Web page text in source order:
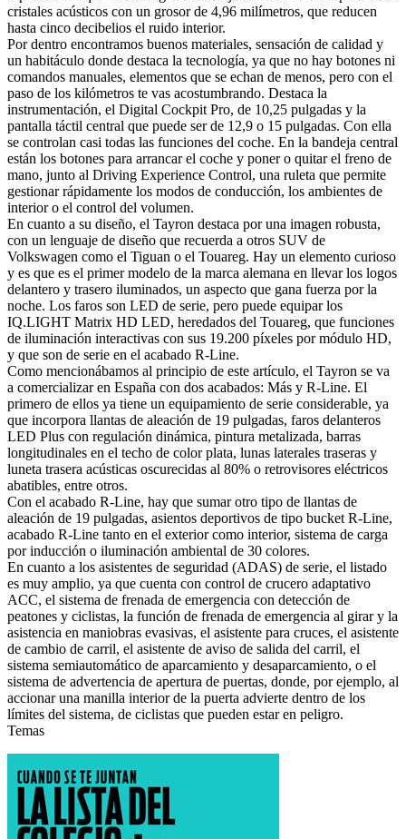
cristales acústicos con un grosor de 4,96 milímetros, que reducen
hasta cinco decibelios el ruido interior.
Por dentro encontramos buenos materiales, sensación de calidad y
un habitáculo donde destaca la tecnología, ya que no hay botones ni
comandos manuales, elementos que se echan de menos, pero con el
paso de los kilómetros te vas acostumbrando. Destaca la
instrumentación, el Digital Cockpit Pro, de 10,25 pulgadas y la
pantalla táctil central que puede ser de 12,9 o 15 pulgadas. Con ella
se controlan casi todas las funciones del coche. En la bandeja central
están los botones para arrancar el coche y poner o quitar el freno de
mano, junto al Driving Experience Control, una ruleta que permite
gestionar rápidamente los modos de conducción, los ambientes de
interior o el control del volumen.
En cuanto a su diseño, el Tayron destaca por una imagen robusta,
con un lenguaje de diseño que recuerda a otros SUV de
Volkswagen como el Tiguan o el Touareg. Hay un elemento curioso
y es que es el primer modelo de la marca alemana en llevar los logos
delantero y trasero iluminados, un aspecto que gana fuerza por la
noche. Los faros son LED de serie, pero puede equipar los
IQ.LIGHT Matrix HD LED, heredados del Touareg, que funciones
de iluminación interactivas con sus 19.200 píxeles por módulo HD,
y que son de serie en el acabado R-Line.
Como mencionábamos al principio de este artículo, el Tayron se va
a comercializar en España con dos acabados: Más y R-Line. El
primero de ellos ya tiene un equipamiento de serie considerable, ya
que incorpora llantas de aleación de 19 pulgadas, faros delanteros
LED Plus con regulación dinámica, pintura metalizada, barras
longitudinales en el techo de color plata, lunas laterales traseras y
luneta trasera acústicas oscurecidas al 80% o retrovisores eléctricos
abatibles, entre otros.
Con el acabado R-Line, hay que sumar otro tipo de llantas de
aleación de 19 pulgadas, asientos deportivos de tipo bucket R-Line,
acabado R-Line tanto en el exterior como interior, sistema de carga
por inducción o iluminación ambiental de 30 colores.
En cuanto a los asistentes de seguridad (ADAS) de serie, el listado
es muy amplio, ya que cuenta con control de crucero adaptativo
ACC, el sistema de frenada de emergencia con detección de
peatones y ciclistas, la función de frenada de emergencia al girar y la
asistencia en maniobras evasivas, el asistente para cruces, el asistente
de cambio de carril, el asistente de aviso de salida del carril, el
sistema semiautomático de aparcamiento y desaparcamiento, o el
sistema de advertencia de apertura de puertas, donde, por ejemplo, al
accionar una manilla interior de la puerta advierte dentro de los
límites del sistema, de ciclistas que pueden estar en peligro.
Temas